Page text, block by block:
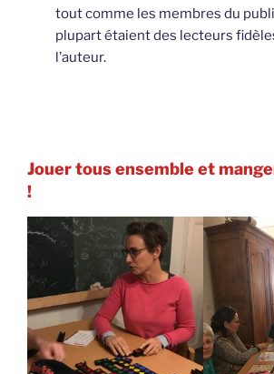
tout comme les membres du
plupart étaient des lecteurs
l’auteur.
Jouer tous ensemble et
!